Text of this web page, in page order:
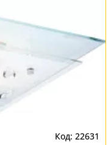
22631